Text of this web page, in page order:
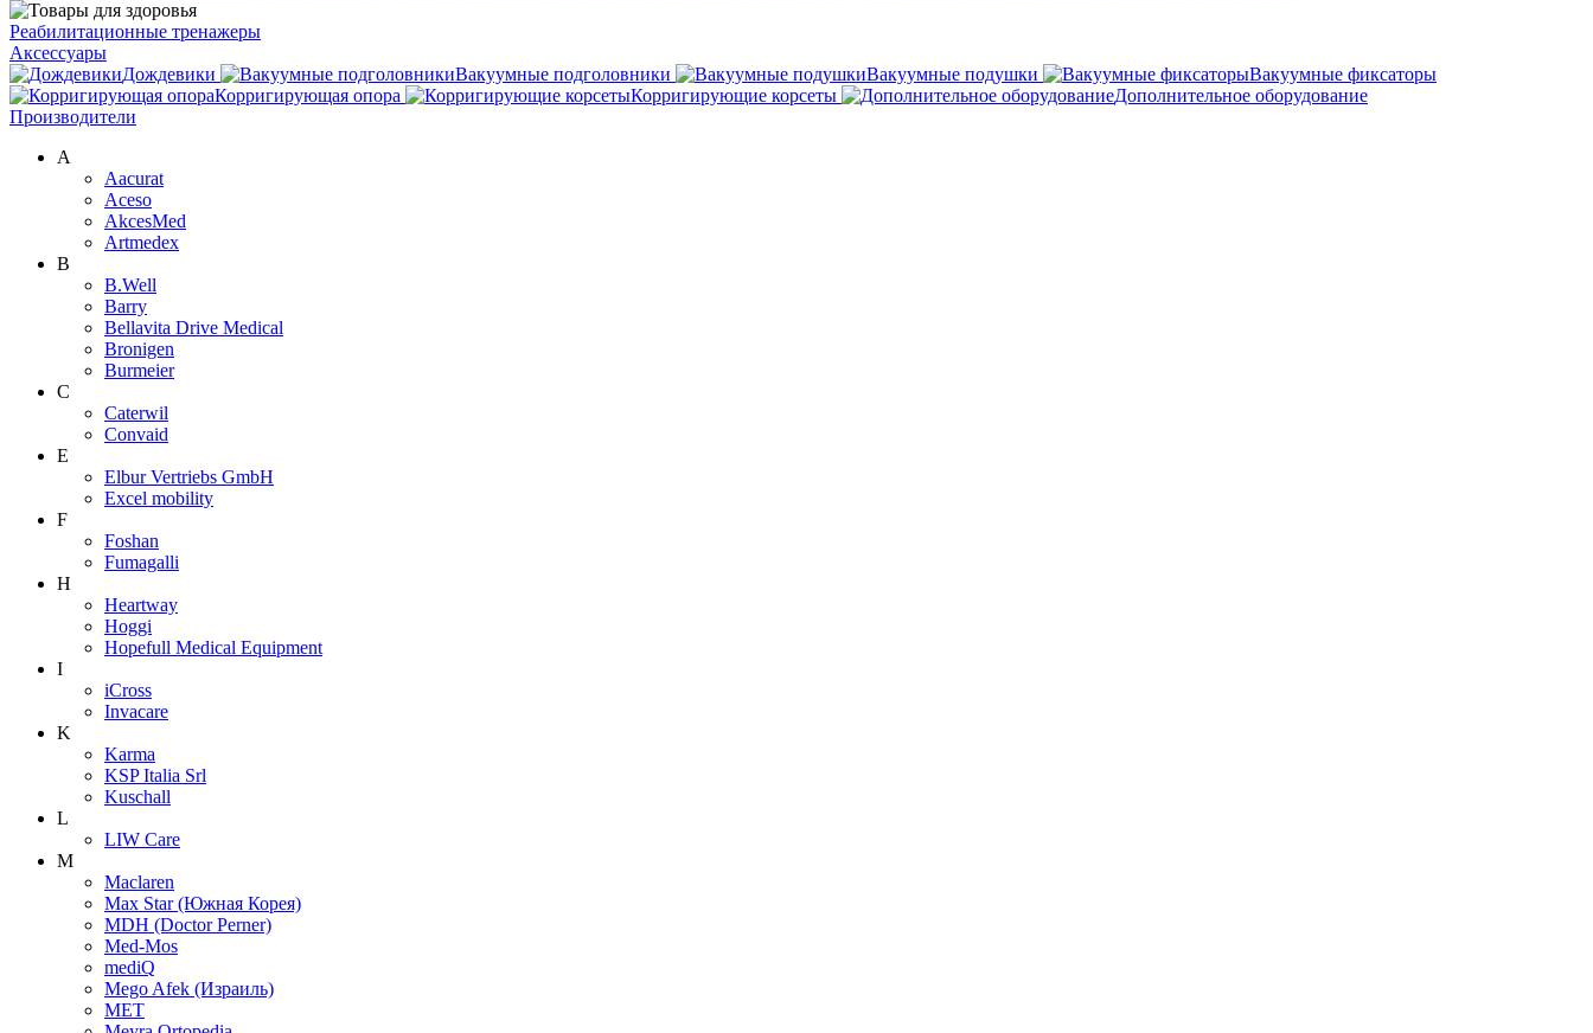
Реабилитационные тренажеры
Аксессуары
Дождевики
Вакуумные подголовники Вакуумные подушки
Вакуумные фиксаторы
Корригирующая опора
Корригирующие корсеты
Дополнительное оборудование
Производители
A
Aacurat
Aceso
AkcesMed
Artmedex
B
B.Well
Barry
Bellavita Drive Medical
Bronigen
Burmeier
C
Caterwil
Convaid
E
Elbur Vertriebs GmbH
Excel mobility
F
Foshan
Fumagalli
H
Heartway
Hoggi
Hopefull Medical Equipment
I
iCross
Invacare
K
Karma
KSP Italia Srl
Kuschall
L
LIW Care
M
Maclaren
Max Star (Южная Корея)
MDH (Doctor Perner)
Med-Mos
mediQ
Mego Afek (Израиль)
MET